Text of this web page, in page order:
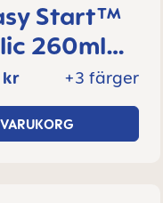
Start™
260ml
2+
1 del
+3 färger
kr